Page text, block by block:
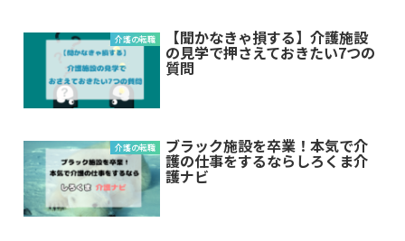
介護の転職 【聞かなきゃ損する】介護施設
の見学で押さえておきたい7つの
質問
介護の転職 ブラック施設を卒業！本気で介
護の仕事をするならしろくま介
護ナビ